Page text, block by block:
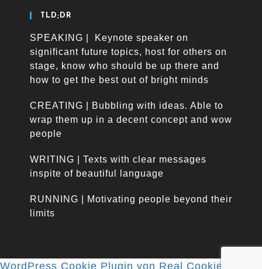
TLD;DR
SPEAKING | Keynote speaker on
significant future topics, host for others on
stage, know who should be up there and
how to get the best out of bright minds
CREATING | Bubbling with ideas. Able to
wrap them up in a decent concept and wow
people
WRITING | Texts with clear messages
inspite of beautiful language
RUNNING | Motivating people beyond their
limits
WordPress Cookie Plugin von Real Cookie